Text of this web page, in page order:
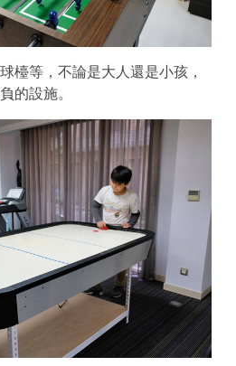
檯等，不論是大人還是小孩，
的設施。